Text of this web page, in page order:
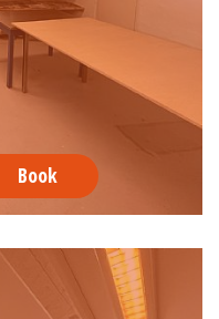
Book